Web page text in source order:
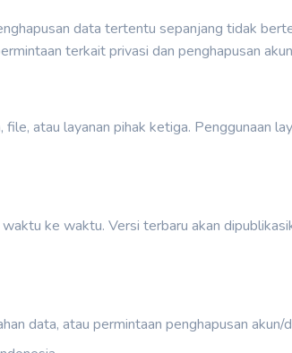
data tertentu sepanjang tidak
terkait privasi dan penghapusan
atau layanan pihak ketiga. Penggunaan
ke waktu. Versi terbaru akan
data, atau permintaan penghapusan akun/